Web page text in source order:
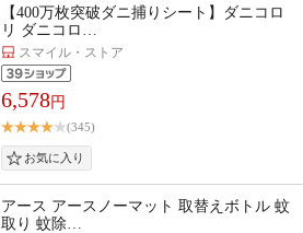
【400万枚突破ダニ捕りシート】ダニコロ
リ ダニコロ…
スマイル・ストア
6,578円
(345)
アース アースノーマット 取替えボトル 蚊
取り 蚊除…